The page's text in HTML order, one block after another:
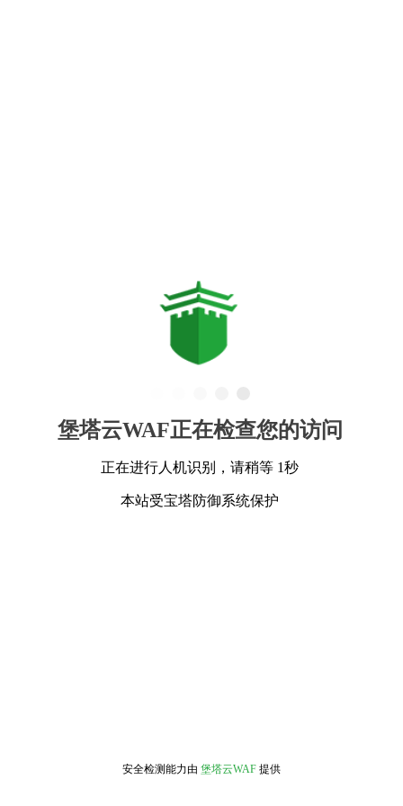
堡塔云WAF正在检查您的访问
正在进行人机识别，请稍等 1秒
本站受宝塔防御系统保护
安全检测能力由 堡塔云WAF 提供